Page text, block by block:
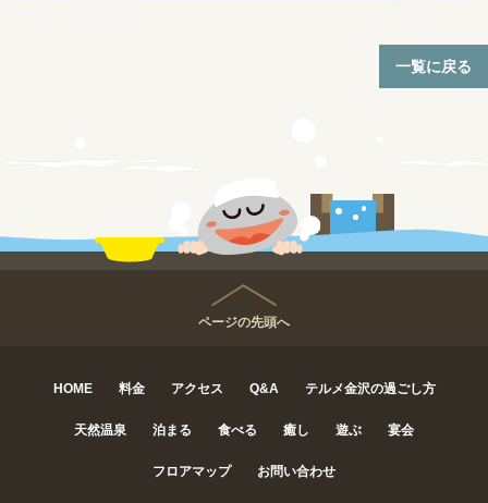
一覧に戻る
ページの先頭へ
HOME 料金 アクセス Q&A テルメ金沢の過ごし方
天然温泉 泊まる 食べる 癒し 遊ぶ 宴会
フロアマップ お問い合わせ